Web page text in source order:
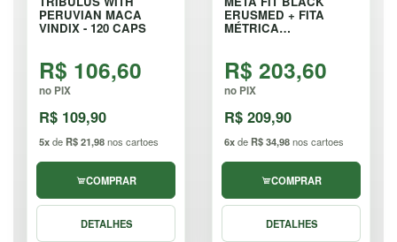
PERUVIAN MACA
VINDIX - 120 CAPS
R$ 106,60
no PIX
R$ 109,90
5xde R$ 21,98nos cartoes
COMPRAR
DETALHES
ERUSMED + FITA
MÉTRICA
R$ 203,60
no PIX
R$ 209,90
6xde R$ 34,98nos cartoes
COMPRAR
DETALHES